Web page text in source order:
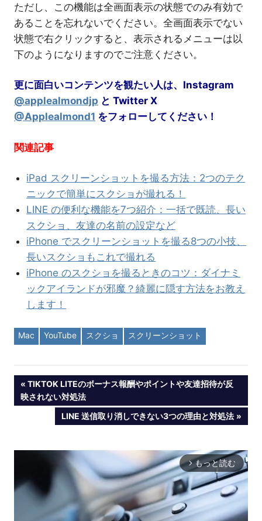
ただし、この機能は全画面表示の状態でのみ有効で
あることを忘れないでください。全画面表示でない
状態で右クリックすると、表示されるメニューは以
下のようになりますのでご注意ください。
更に面白いコンテンツを観たい人は、Instagram
@applealmondjp と Twitter X
@Applealmond1 をフォローしてください！
関連記事
iPad スクリーンショットを撮る方法：2つのテク
ニックで簡単にスクショが撮れる！
LINE の便利な機能を7つ紹介：一括で既読、長い
スクショ、友達の名前の設定など
iPhone でスクリーンショットを撮る8つの小技、
長いスクショもこれで撮れる
iPhone のスクショを撮るときのコツ：ダイナミ
ックアイランドが邪魔？綺麗に隠す方法をお教え
します！
Mac YouTube スクショ スクリーンショット
投
ゲ
PREVIOUS
POST:
TIKTOK LITEのボーナス報酬やポイントや友達招待が反
映されない対処法
NEXT
POST:
LINE 送信取り消しできない3つの理由と対処法